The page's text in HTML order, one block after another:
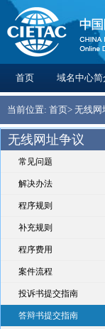
首页 域名中心简
当前位置: 首页> 无线网
无线网址争议
常见问题
解决办法
程序规则
补充规则
程序费用
案件流程
投诉书提交指南
答辩书提交指南